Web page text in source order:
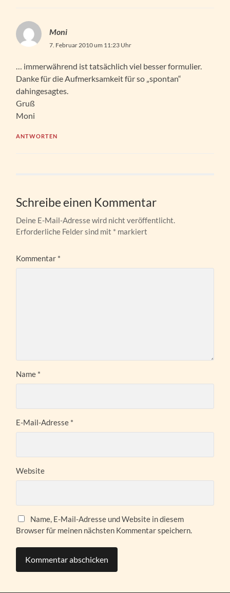
Moni
7. Februar 2010 um 11:23 Uhr
… immerwährend ist tatsächlich viel besser formulier.
Danke für die Aufmerksamkeit für so „spontan“
dahingesagtes.
Gruß
Moni
ANTWORTEN
Schreibe einen Kommentar
Deine E-Mail-Adresse wird nicht veröffentlicht.
Erforderliche Felder sind mit * markiert
Kommentar *
Name *
E-Mail-Adresse *
Website
Name, E-Mail-Adresse und Website in diesem
Browser für meinen nächsten Kommentar speichern.